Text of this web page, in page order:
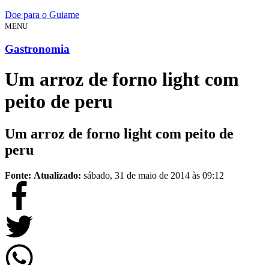
Doe para o Guiame
MENU
Gastronomia
Um arroz de forno light com
peito de peru
Um arroz de forno light com peito de
peru
Fonte: Atualizado: sábado, 31 de maio de 2014 às 09:12